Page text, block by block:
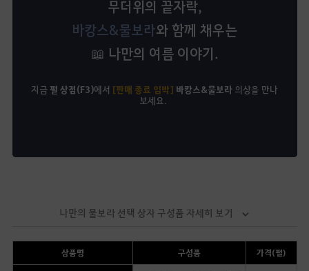
무더위의 끝자락,
바캉스&물보라와 함께 채우는
📖 나만의 여름 이야기.
지금펄 상점(F3)에서 [판매 종료 임박] 바캉스&물보라 의상을 만나
보세요.
나만의 물보라 선택 상자 구성품 자세히 보기
상품명 구성품 가격(펄)